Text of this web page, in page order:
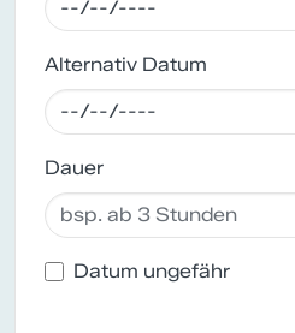
Alternativ Datum
Dauer
Datum ungefähr